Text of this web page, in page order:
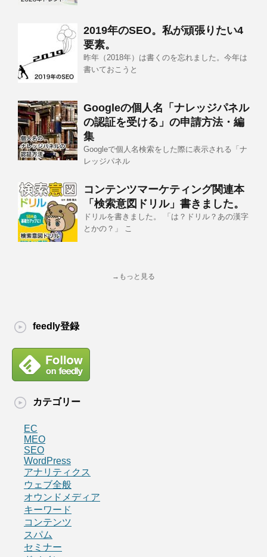
2019年のSEO。私が頑張りたい4
要素。
昨年（2018年）は書くのを忘れました。今年は
書いておこうと
Googleの個人名「ナレッジパネル
の認証を受ける」の申請方法・編
集
Googleで個人名検索をした際に表示される「ナ
レッジパネル
コンテンツマーケティング関連本
「検索意図ドリル」書きました。
ドリルを書きました。 「は？ドリル？あの漢字
とかの？」 こ
→もっと見る
feedly登録
カテゴリー
EC
MEO
SEO
WordPress
アナリティクス
ウェブ全般
オウンドメディア
キーワード
コンテンツ
スパム
セミナー